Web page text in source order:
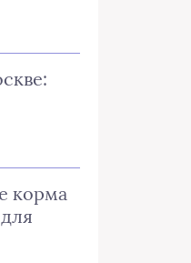
корма